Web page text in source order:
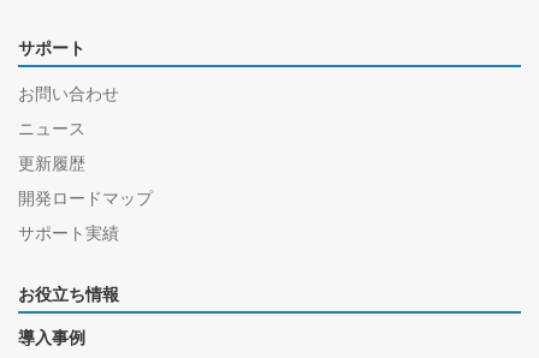
サポート
お問い合わせ
ニュース
更新履歴
開発ロードマップ
サポート実績
お役立ち情報
導入事例